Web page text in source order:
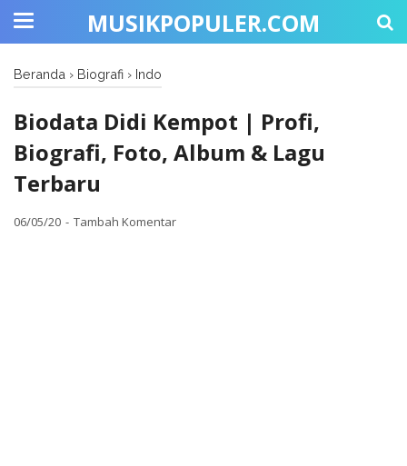
MUSIKPOPULER.COM
Beranda › Biografi › Indo
Biodata Didi Kempot | Profi,
Biografi, Foto, Album & Lagu
Terbaru
06/05/20 Tambah Komentar